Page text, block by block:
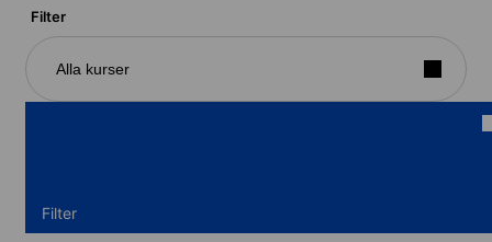
Filter
Alla kurser
Filter